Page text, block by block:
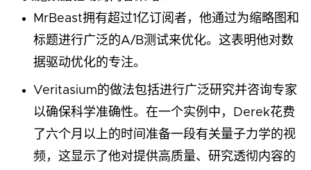
MrBeast拥有超过1亿订阅者，他通过为缩略图和
标题进行广泛的A/B测试来优化。这表明他对数
据驱动优化的专注。
Veritasium的做法包括进行广泛研究并咨询专家
以确保科学准确性。在一个实例中，Derek花费
了六个月以上的时间准备一段有关量子力学的视
频，这显示了他对提供高质量、研究透彻内容的